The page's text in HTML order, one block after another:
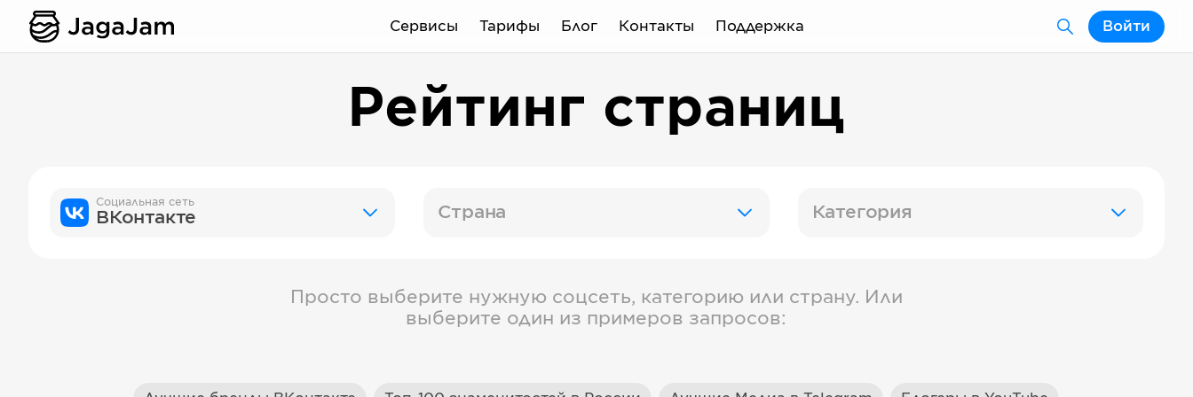
Сервисы Тарифы Блог Контакты Поддержка Войти
Рейтинг страниц
Социальная сеть
ВКонтакте Страна Категория
Просто выберите нужную соцсеть, категорию или страну. Или
выберите один из примеров запросов: